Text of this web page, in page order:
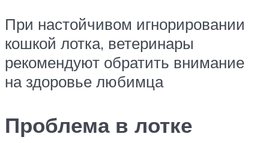
При настойчивом игнорировании
кошкой лотка, ветеринары
рекомендуют обратить внимание
на здоровье любимца
Проблема в лотке